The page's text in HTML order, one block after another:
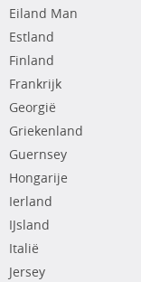
Eiland Man
Estland
Finland
Frankrijk
Georgië
Griekenland
Guernsey
Hongarije
Ierland
IJsland
Italië
Jersey